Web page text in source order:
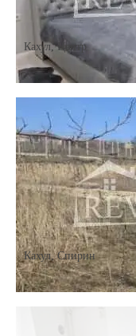
Кахул,Центр
Кахул,Спирин